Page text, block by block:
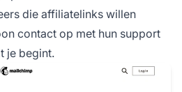
die affiliatelinks willen
contact op met hun support
je begint.